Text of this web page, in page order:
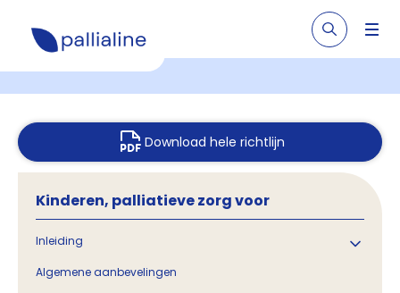
Download hele richtlijn
Kinderen, palliatieve zorg voor
Inleiding
Algemene aanbevelingen